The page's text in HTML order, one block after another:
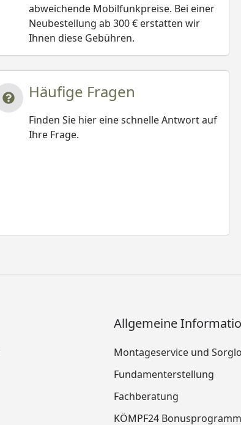
abweichende Mobilfunkpreise. Bei einer
Neubestellung ab 300 € erstatten wir
Ihnen diese Gebühren.
Häufige Fragen
Finden Sie hier eine schnelle Antwort auf
Ihre Frage.
Allgemeine
Montageservice und
Fundamenterstellung
Fachberatung
KÖMPF24 Bonusprogramm